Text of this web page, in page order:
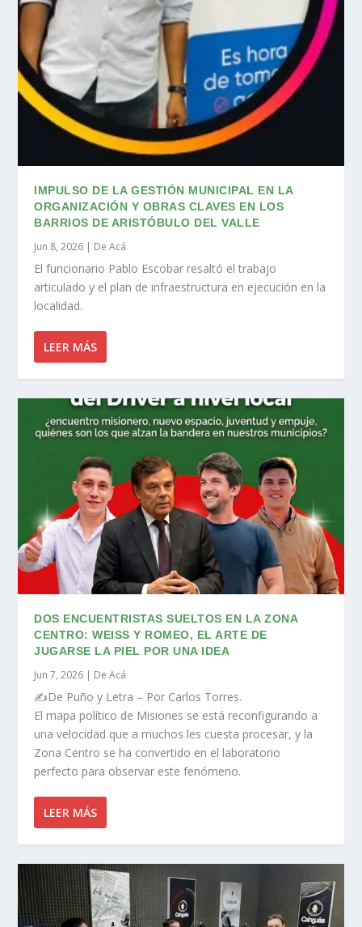
IMPULSO DE LA GESTIÓN MUNICIPAL EN LA
ORGANIZACIÓN Y OBRAS CLAVES EN LOS
BARRIOS DE ARISTÓBULO DEL VALLE
Jun 8, 2026 | De Acá
El funcionario Pablo Escobar resaltó el trabajo
articulado y el plan de infraestructura en ejecución en la
localidad.
LEER MÁS
DOS ENCUENTRISTAS SUELTOS EN LA ZONA
CENTRO: WEISS Y ROMEO, EL ARTE DE
JUGARSE LA PIEL POR UNA IDEA
Jun 7, 2026 | De Acá
✍️De Puño y Letra – Por Carlos Torres.
El mapa político de Misiones se está reconfigurando a
una velocidad que a muchos les cuesta procesar, y la
Zona Centro se ha convertido en el laboratorio
perfecto para observar este fenómeno.
LEER MÁS